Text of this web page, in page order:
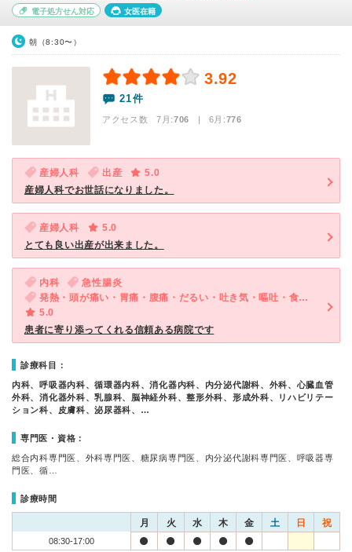
電子処方せん対応 女医在籍
朝（8:30〜）
3.92
21件
アクセス数 7月:706 | 6月:776
産婦人科 出産
5.0
産婦人科でお世話になりました。
産婦人科
5.0
とても良い出産が出来ました。
内科
急性腸炎
発熱・頭が痛い・胃痛・腹痛・だるい・吐き気・嘔吐・食欲不振・体調不良・急性の下痢
5.0
患者に寄り添ってくれる信頼ある病院です
診療科目：
内科、呼吸器内科、循環器内科、消化器内科、内分泌代謝科、外科、心臓血管
外科、消化器外科、乳腺科、脳神経外科、整形外科、形成外科、リハビリテー
ション科、皮膚科、泌尿器科、…
専門医・資格：
総合内科専門医、外科専門医、糖尿病専門医、内分泌代謝科専門医、呼吸器専
門医、循…
診療時間
月 火 水 木 金 土 日 祝
08:30-17:00